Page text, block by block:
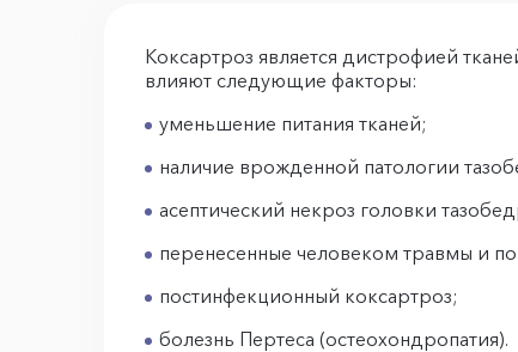
Коксартроз является дистрофией
влияют следующие факторы:
уменьшение питания тканей;
наличие врожденной патологии
асептический некроз головки
перенесенные человеком травмы и
постинфекционный коксартроз;
болезнь Пертеса (остеохондропатия).